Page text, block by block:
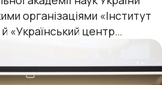
організаціями «Інститут
«Український центр